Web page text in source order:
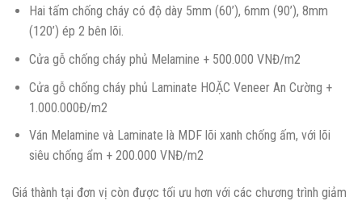
Hai tấm chống cháy có độ dày 5mm (60’), 6mm (90’), 8mm
(120’) ép 2 bên lõi.
Cửa gỗ chống cháy phủ Melamine + 500.000 VNĐ/m2
Cửa gỗ chống cháy phủ Laminate HOẶC Veneer An Cường +
1.000.000Đ/m2
Ván Melamine và Laminate là MDF lõi xanh chống ấm, với lõi
siêu chống ẩm + 200.000 VNĐ/m2
Giá thành tại đơn vị còn được tối ưu hơn với các chương trình giảm